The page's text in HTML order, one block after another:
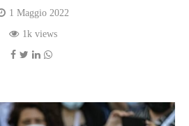
1 Maggio 2022
1k views